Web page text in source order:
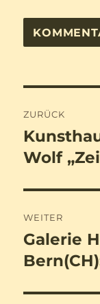
ZURÜCK
Vorheriger
Beitrag:
Wolf
WEITER
Nächster
Beitrag:
Galerie